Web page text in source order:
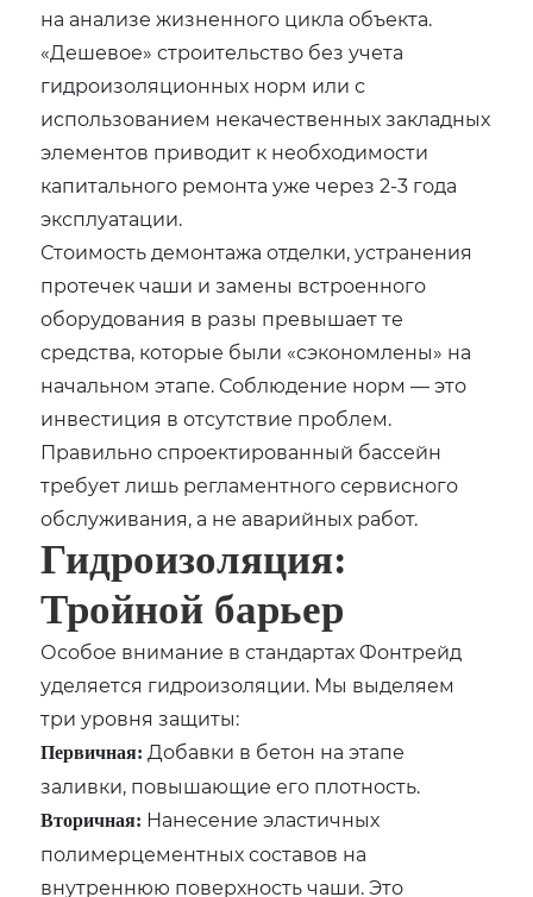
на анализе жизненного цикла объекта.
«Дешевое» строительство без учета
гидроизоляционных норм или с
использованием некачественных закладных
элементов приводит к необходимости
капитального ремонта уже через 2-3 года
эксплуатации.
Стоимость демонтажа отделки, устранения
протечек чаши и замены встроенного
оборудования в разы превышает те
средства, которые были «сэкономлены» на
начальном этапе. Соблюдение норм — это
инвестиция в отсутствие проблем.
Правильно спроектированный бассейн
требует лишь регламентного сервисного
обслуживания, а не аварийных работ.
Гидроизоляция:
Тройной барьер
Особое внимание в стандартах Фонтрейд
уделяется гидроизоляции. Мы выделяем
три уровня защиты:
Первичная: Добавки в бетон на этапе
заливки, повышающие его плотность.
Вторичная: Нанесение эластичных
полимерцементных составов на
внутреннюю поверхность чаши. Это